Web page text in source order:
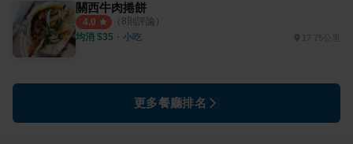
關西牛肉捲餅
4.0 （ 8則評論）
均消 $35 ・ 小吃 17.75公里
更多餐廳排名